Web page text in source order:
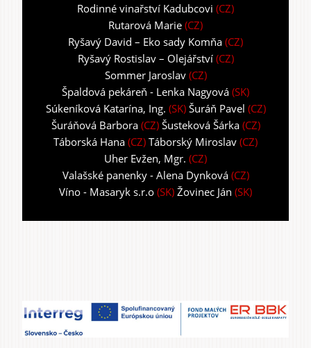
Rodinné vinařství Kadubcovi (CZ)
Rutarová Marie (CZ)
Ryšavý David – Eko sady Komňa (CZ)
Ryšavý Rostislav – Olejářství(CZ)
Sommer Jaroslav(CZ)
Špaldová pekáreň - Lenka Nagyová (SK)
Súkeníková Katarína, Ing. (SK) Šuráň Pavel (CZ)
Šuráňová Barbora(CZ) Šusteková Šárka(CZ)
Táborská Hana (CZ) Táborský Miroslav (CZ)
Uher Evžen, Mgr. (CZ)
Valašské panenky - Alena Dynková(CZ)
Víno - Masaryk s.r.o (SK) Žovinec Ján (SK)